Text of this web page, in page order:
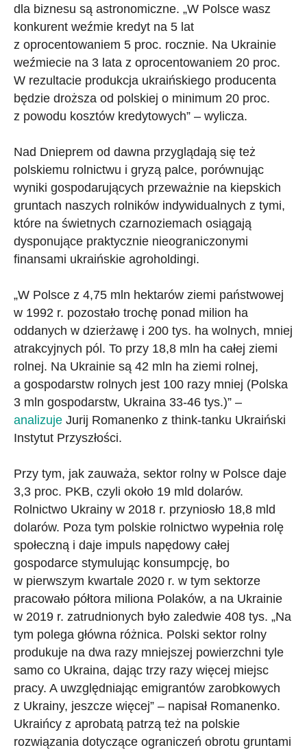
dla biznesu są astronomiczne. „W Polsce wasz
konkurent weźmie kredyt na 5 lat
z oprocentowaniem 5 proc. rocznie. Na Ukrainie
weźmiecie na 3 lata z oprocentowaniem 20 proc.
W rezultacie produkcja ukraińskiego producenta
będzie droższa od polskiej o minimum 20 proc.
z powodu kosztów kredytowych” – wylicza.
Nad Dnieprem od dawna przyglądają się też
polskiemu rolnictwu i gryzą palce, porównując
wyniki gospodarujących przeważnie na kiepskich
gruntach naszych rolników indywidualnych z tymi,
które na świetnych czarnoziemach osiągają
dysponujące praktycznie nieograniczonymi
finansami ukraińskie agroholdingi.
„W Polsce z 4,75 mln hektarów ziemi państwowej
w 1992 r. pozostało trochę ponad milion ha
oddanych w dzierżawę i 200 tys. ha wolnych, mniej
atrakcyjnych pól. To przy 18,8 mln ha całej ziemi
rolnej. Na Ukrainie są 42 mln ha ziemi rolnej,
a gospodarstw rolnych jest 100 razy mniej (Polska
3 mln gospodarstw, Ukraina 33-46 tys.)” –
analizuje Jurij Romanenko z think-tanku Ukraiński
Instytut Przyszłości.
Przy tym, jak zauważa, sektor rolny w Polsce daje
3,3 proc. PKB, czyli około 19 mld dolarów.
Rolnictwo Ukrainy w 2018 r. przyniosło 18,8 mld
dolarów. Poza tym polskie rolnictwo wypełnia rolę
społeczną i daje impuls napędowy całej
gospodarce stymulując konsumpcję, bo
w pierwszym kwartale 2020 r. w tym sektorze
pracowało półtora miliona Polaków, a na Ukrainie
w 2019 r. zatrudnionych było zaledwie 408 tys. „Na
tym polega główna różnica. Polski sektor rolny
produkuje na dwa razy mniejszej powierzchni tyle
samo co Ukraina, dając trzy razy więcej miejsc
pracy. A uwzględniając emigrantów zarobkowych
z Ukrainy, jeszcze więcej” – napisał Romanenko.
Ukraińcy z aprobatą patrzą też na polskie
rozwiązania dotyczące ograniczeń obrotu gruntami